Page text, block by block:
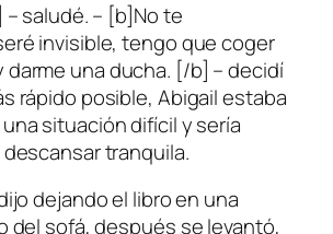
saludé. – [b]No te
invisible, tengo que coger
darme una ducha. [/b] – decidí
rápido posible, Abigail estaba
situación difícil y sería
tranquila.
dejando el libro en una
del sofá, después se levantó,